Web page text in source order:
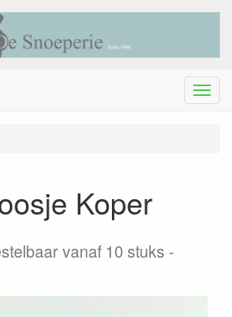
Menu
Koper
vanaf 10 stuks -